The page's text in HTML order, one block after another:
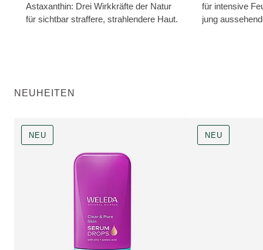
Astaxanthin: Drei Wirkkräfte der Natur
für sichtbar straffere, strahlendere Haut.
für intensive
jung
NEUHEITEN
NEU NEU